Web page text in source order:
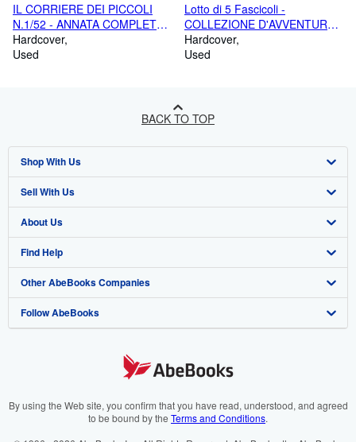
IL CORRIERE DEI PICCOLI
N.1/52 - ANNATA COMPLETA
in Fascicoli sciolti 1937
Hardcover
Used
Lotto di 5 Fascicoli -
COLLEZIONE D'AVVENTURE,
1929
Hardcover
Used
BACK TO TOP
Shop With Us
Advanced Search
Browse Collections
My Account
My Orders
View Basket
Sell With Us
Start Selling
Join Our Affiliate Programme
Book Buyback
Refer a seller
About Us
About AbeBooks
Media
Careers
Cookies Notice
Find Help
Help
Customer Service
Other AbeBooks Companies
AbeBooks.com
AbeBooks.it
Follow AbeBooks
By using the Web site, you confirm that you have read, understood, and agreed
to be bound by the Terms and Conditions.